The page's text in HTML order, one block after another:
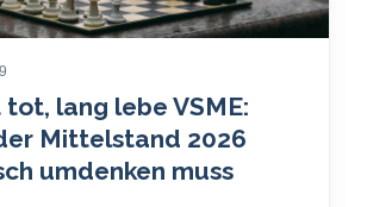
tot, lang lebe VSME:
Mittelstand 2026
umdenken muss